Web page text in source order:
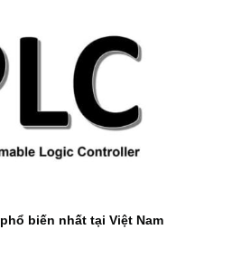
biến nhất tại Việt Nam